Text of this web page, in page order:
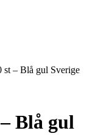
st – Blå gul Sverige
Blå gul